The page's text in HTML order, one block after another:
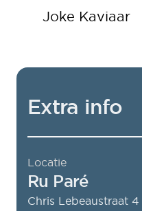
Joke Kaviaar
Extra info
Locatie
Ru Paré
Chris Lebeaustraat 4